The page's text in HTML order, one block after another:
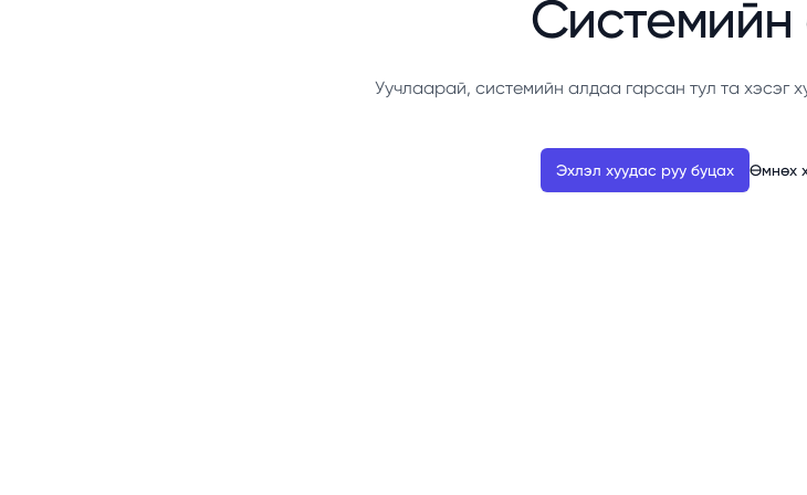
Уучлаарай, системийн алдаа гарсан тул та хэсэг
Эхлэл хуудас руу буцах Өмнөх